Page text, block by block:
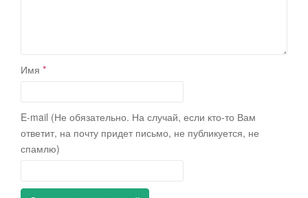
Имя *
E-mail (Не обязательно. На случай, если кто-то Вам
ответит, на почту придет письмо, не публикуется, не
спамлю)